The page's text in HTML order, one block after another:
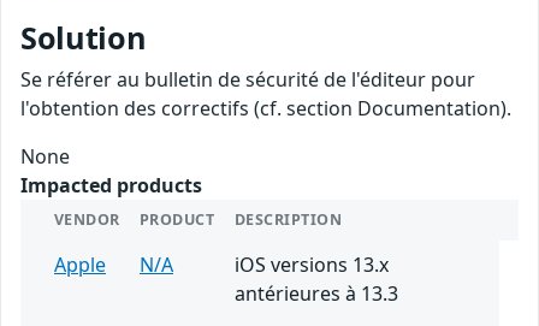
Solution
Se référer au bulletin de sécurité de l'éditeur pour
l'obtention des correctifs (cf. section Documentation).
None
Impacted products
VENDOR PRODUCT DESCRIPTION
Apple N/A
iOS versions 13.x
antérieures à 13.3